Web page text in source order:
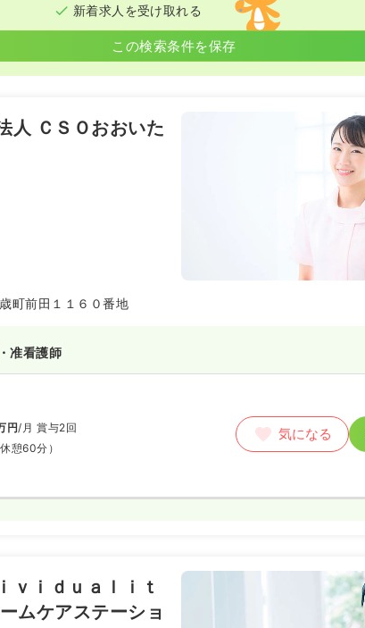
新着求人を受け取れる
この検索条件を保存
人 ＣＳＯおおいた
町前田１１６０番地
准看護師
円/月 賞与2回
休憩60分）
気になる
ｖｉｄｕａｌｉｔ
ムケアステーショ